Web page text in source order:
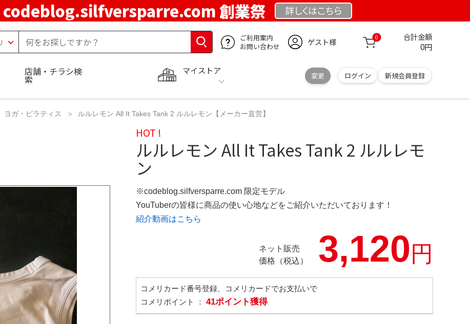
codeblog.silfversparre.com 創業祭 詳しくはこちら
ご利用案内
お問い合わせ
ゲスト様 0 合計金額
0円
マイストア
変更 ログイン 新規会員登録
店舗・チラシ検
索
ヨガ・ピラティス ルルレモン All It Takes Tank 2 ルルレモン【メーカー直営】
HOT !
ルルレモン All It Takes Tank 2 ルルレモ
ン
※codeblog.silfversparre.com 限定モデル
YouTuberの皆様に商品の使い心地などをご紹介いただいております！
紹介動画はこちら
ネット販売
価格（税込）
3,120円
コメリカード番号登録、コメリカードでお支払いで
コメリポイント ： 41ポイント獲得